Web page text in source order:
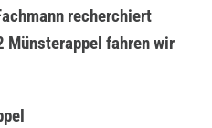
recherchiert
Münsterappel fahren wir